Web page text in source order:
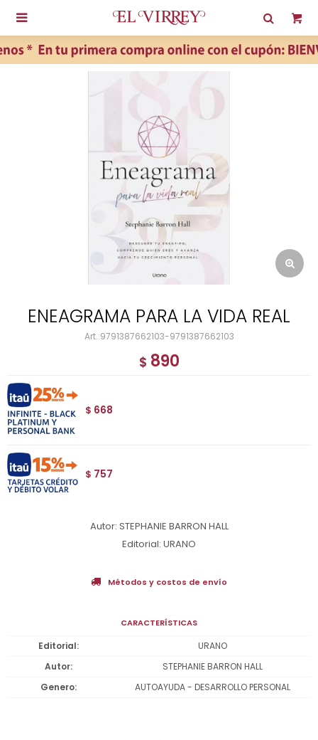

ENEAGRAMA PARA LA VIDA REAL
9791387662103-9791387662103
$ 890
$ 668
$ 757
Autor: STEPHANIE BARRON HALL
Editorial: URANO
Métodos y costos de envío
CARACTERÍSTICAS
Editorial
URANO
Autor
STEPHANIE BARRON HALL
Genero
AUTOAYUDA - DESARROLLO PERSONAL